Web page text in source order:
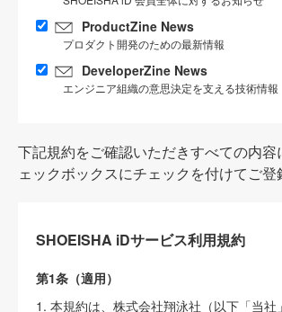
ProductZine News
プロダクト開発のための最新情報
DeveloperZine News
エンジニア組織の意思決定を支える技術情報
下記規約をご確認いただきすべての内容
ェックボックスにチェックを付けてご登
SHOEISHA iDサービス利用規約
第1条（適用）
1. 本規約は、株式会社翔泳社（以下「当社